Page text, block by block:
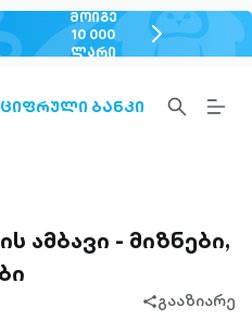
ᲛᲝᲘᲒᲔ
10 000
ᲚᲐᲠᲘ
chevron-
right-
ᲪᲘᲤᲠᲣᲚᲘ ᲑᲐᲜᲙᲘ
SEARCH-
OUTLINED
ამბავი - მიზნები,
share-
გააზიარე